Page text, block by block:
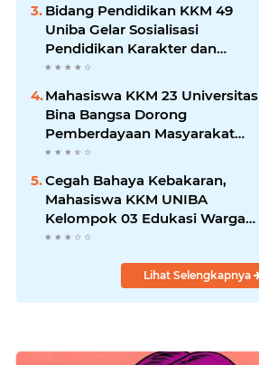
Bidang Pendidikan KKM 49
Uniba Gelar Sosialisasi
Pendidikan Karakter dan
Kenakalan Remaja di SMP
Negeri 1 Baros
Mahasiswa KKM 23 Universitas
Bina Bangsa Dorong
Pemberdayaan Masyarakat
melalui Seminar di Desa
Pelawad
Cegah Bahaya Kebakaran,
Mahasiswa KKM UNIBA
Kelompok 03 Edukasi Warga
Karundang Mengenai Instalasi
Lihat Selengkapnya